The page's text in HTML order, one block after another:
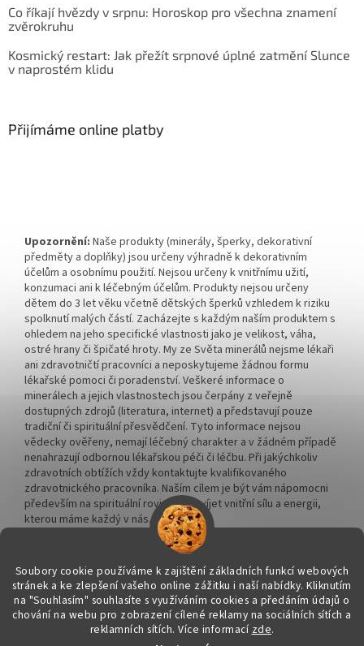
Soubory cookie používáme k zajištění základních funkcí webových
stránek a ke zlepšení vašeho online zážitku i naší nabídky. Kliknutím
na "Souhlasím" souhlasíte s využíváním cookies a předáním údajů o
chování na webu pro zobrazení cílené reklamy na sociálních sítích a
reklamních sítích. Více informací zde.
Co říkají hvězdy v srpnu: Horoskop pro všechna znamení
zvěrokruhu
Kosmický restart: Jak přežít srpnové úplné zatmění Slunce
v naprostém klidu
Přijímáme online platby
Upozornění: Naše produkty (minerály, šperky, dekorativní
předměty a doplňky) jsou určeny výhradně k dekorativním
účelům a osobnímu použití. Nejsou určeny k vnitřnímu užití,
konzumaci ani k léčebným účelům. Produkty nejsou určeny
dětem do 3 let věku včetně dětských šperků vzhledem k riziku
spolknutí malých částí. Zacházejte s každým naším produktem s
ohledem na jeho specifické vlastnosti jako je velikost, váha,
ostré hrany či špičaté hroty. My ze Světa minerálů nejsme lékaři
ani zdravotničtí pracovníci a neposkytujeme žádnou formu
lékařské pomoci či poradenství. Veškeré informace o
minerálech a jejich vlastnostech jsou čerpány z veřejně
dostupných zdrojů (literatura, internet) a představují pouze
tradiční či spirituální přesvědčení. Tyto informace nejsou
vědecky ověřeny, nemají léčebný charakter a v žádném případě
nenahrazují odbornou lékařskou péči či léčbu. Při jakýchkoliv
zdravotních obtížích vždy kontaktujte kvalifikovaného
zdravotnického pracovníka. Naším cílem je být vám nápomocni
především na spirituální rovině a rozvíjet vnitřní sílu a energii,
kterou máme každý v nás.
Vytvořil Shoptet